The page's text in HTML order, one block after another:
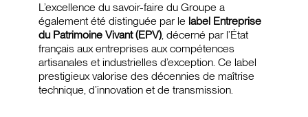
L’excellence du savoir-faire du Groupe a
également été distinguée par le label Entreprise
du Patrimoine Vivant (EPV), décerné par l’État
français aux entreprises aux compétences
artisanales et industrielles d’exception. Ce label
prestigieux valorise des décennies de maîtrise
technique, d’innovation et de transmission.